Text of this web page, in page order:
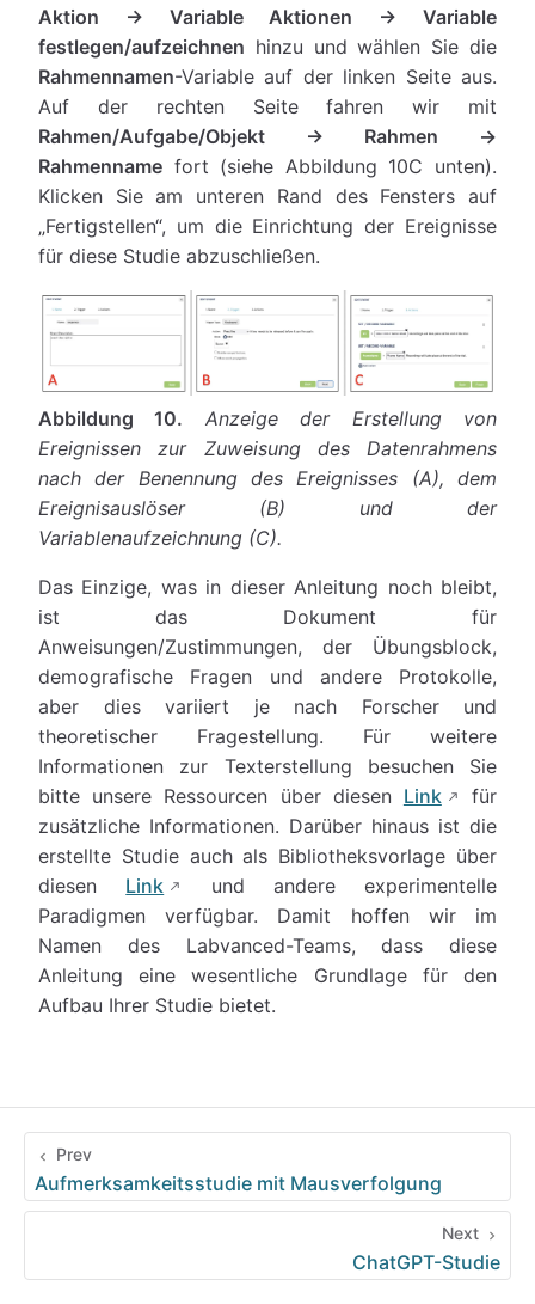
Aktion → Variable Aktionen → Variable
festlegen/aufzeichnen hinzu und wählen Sie die
Rahmennamen-Variable auf der linken Seite aus.
Auf der rechten Seite fahren wir mit
Rahmen/Aufgabe/Objekt → Rahmen →
Rahmenname fort (siehe Abbildung 10C unten).
Klicken Sie am unteren Rand des Fensters auf
„Fertigstellen“, um die Einrichtung der Ereignisse
für diese Studie abzuschließen.
Abbildung 10.
Anzeige der Erstellung von
Ereignissen zur Zuweisung des Datenrahmens
nach der Benennung des Ereignisses (A), dem
Ereignisauslöser (B) und der
Variablenaufzeichnung (C).
Das Einzige, was in dieser Anleitung noch bleibt,
ist das Dokument für
Anweisungen/Zustimmungen, der Übungsblock,
demografische Fragen und andere Protokolle,
aber dies variiert je nach Forscher und
theoretischer Fragestellung. Für weitere
Informationen zur Texterstellung besuchen Sie
bitte unsere Ressourcen über diesen Link
für
zusätzliche Informationen. Darüber hinaus ist die
erstellte Studie auch als Bibliotheksvorlage über
diesen Link
und andere experimentelle
Paradigmen verfügbar. Damit hoffen wir im
Namen des Labvanced-Teams, dass diese
Anleitung eine wesentliche Grundlage für den
Aufbau Ihrer Studie bietet.
Prev
Aufmerksamkeitsstudie mit Mausverfolgung
Next
ChatGPT-Studie